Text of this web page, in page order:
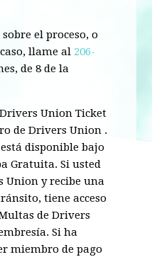
el proceso, o
llame al 206-
de 8 de la
Union Ticket
de Drivers Union .
disponible bajo
Gratuita. Si usted
Union y recibe una
tiene acceso
de Drivers
Si ha
miembro de pago